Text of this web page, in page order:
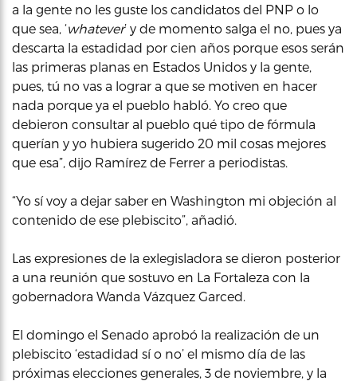
a la gente no les guste los candidatos del PNP o lo
que sea, ‘whatever’ y de momento salga el no, pues ya
descarta la estadidad por cien años porque esos serán
las primeras planas en Estados Unidos y la gente,
pues, tú no vas a lograr a que se motiven en hacer
nada porque ya el pueblo habló. Yo creo que
debieron consultar al pueblo qué tipo de fórmula
querían y yo hubiera sugerido 20 mil cosas mejores
que esa”, dijo Ramírez de Ferrer a periodistas.
“Yo sí voy a dejar saber en Washington mi objeción al
contenido de ese plebiscito”, añadió.
Las expresiones de la exlegisladora se dieron posterior
a una reunión que sostuvo en La Fortaleza con la
gobernadora Wanda Vázquez Garced.
El domingo el Senado aprobó la realización de un
plebiscito ‘estadidad sí o no’ el mismo día de las
próximas elecciones generales, 3 de noviembre, y la